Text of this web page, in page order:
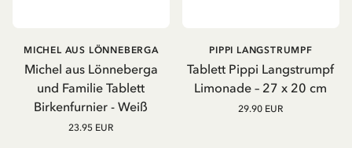
Michel aus Lönneberga
und Familie Tablett
Birkenfurnier - Weiß
MICHEL AUS LÖNNEBERGA
23.95 EUR
Tablett Pippi Langstrumpf
Limonade – 27 x 20 cm
PIPPI LANGSTRUMPF
29.90 EUR